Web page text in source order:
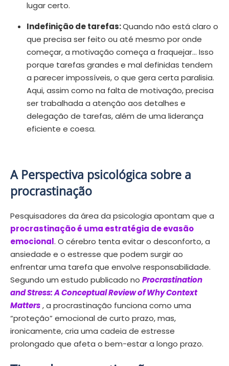
lugar certo.
Indefinição de tarefas:Quando não está claro o
que precisa ser feito ou até mesmo por onde
começar, a motivação começa a fraquejar… Isso
porque tarefas grandes e mal definidas tendem
a parecer impossíveis, o que gera certa paralisia.
Aqui, assim como na falta de motivação, precisa
ser trabalhada a atenção aos detalhes e
delegação de tarefas, além de uma liderança
eficiente e coesa.
A Perspectiva psicológica sobre a
procrastinação
Pesquisadores da área da psicologia apontam que a
procrastinação é uma estratégia de evasão
emocional. O cérebro tenta evitar o desconforto, a
ansiedade e o estresse que podem surgir ao
enfrentar uma tarefa que envolve responsabilidade.
Segundo um estudo publicado no Procrastination
and Stress: A Conceptual Review of Why Context
Matters, a procrastinação funciona como uma
“proteção” emocional de curto prazo, mas,
ironicamente, cria uma cadeia de estresse
prolongado que afeta o bem-estar a longo prazo.